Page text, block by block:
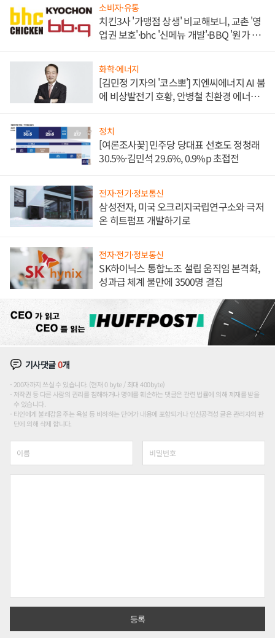
소비자·유통
치킨3사 '가맹점 상생' 비교해보니, 교촌 '영
업권 보호'·bhc '신메뉴 개발'·BBQ '원가 부
화학·에너지
[김민정 기자의 '코스뽀'] 지엔씨에너지 AI 붐
에 비상발전기 호황, 안병철 친환경 에너지
정치
[여론조사꽃] 민주당 당대표 선호도 정청래
30.5%·김민석 29.6%, 0.9%p 초접전
전자·전기·정보통신
삼성전자, 미국 오크리지국립연구소와 극저
온 히트펌프 개발하기로
전자·전기·정보통신
SK하이닉스 통합노조 설립 움직임 본격화,
성과급 체계 불만에 3500명 결집
기사댓글0개
200자까지 쓰실 수 있습니다. (현재 0 byte / 최대 400byte)
저작권 등 다른 사람의 권리를 침해하거나 명예를 훼손하는 댓글은 관련 법률에 의해 제재를 받을
수 있습니다.
타인에게 불쾌감을 주는 욕설 등 비하하는 단어가 내용에 포함되거나 인신공격성 글은 관리자의 판
단에 의해 삭제 합니다.